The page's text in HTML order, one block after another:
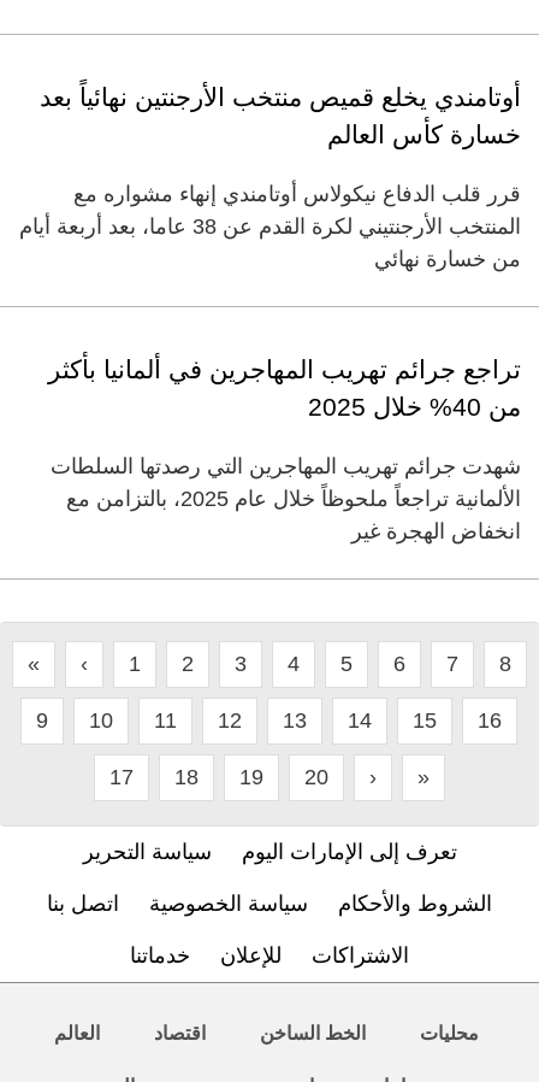
أوتامندي يخلع قميص منتخب الأرجنتين نهائياً بعد
خسارة كأس العالم
قرر قلب الدفاع نيكولاس أوتامندي إنهاء مشواره مع
المنتخب الأرجنتيني لكرة القدم عن 38 عاما، بعد أربعة أيام
من خسارة نهائي
تراجع جرائم تهريب المهاجرين في ألمانيا بأكثر
من 40% خلال 2025
شهدت جرائم تهريب المهاجرين التي رصدتها السلطات
الألمانية تراجعاً ملحوظاً خلال عام 2025، بالتزامن مع
انخفاض الهجرة غير
« ‹ 1 2 3 4 5 6 7 8
9 10 11 12 13 14 15 16
17 18 19 20 › »
تعرف إلى الإمارات اليوم سياسة التحرير
الشروط والأحكام سياسة الخصوصية اتصل بنا
الاشتراكات للإعلان خدماتنا
محليات الخط الساخن اقتصاد العالم